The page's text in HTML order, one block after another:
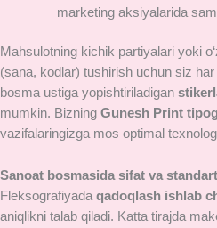
marketing aksiyalarida
Mahsulotning kichik partiyalari yoki
(sana, kodlar) tushirish uchun siz
bosma ustiga yopishtiriladigan
mumkin. Bizning Gunesh Print
vazifalaringizga mos optimal
Sanoat bosmasida sifat va
Fleksografiyada qadoqlash ishlab
aniqlikni talab qiladi. Katta tirajda